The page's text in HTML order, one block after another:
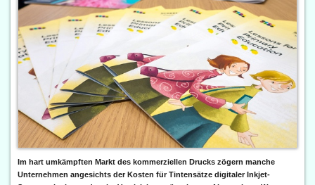
Im hart umkämpften Markt des kommerziellen Drucks zögern manche
Unternehmen angesichts der Kosten für Tintensätze digitaler Inkjet-